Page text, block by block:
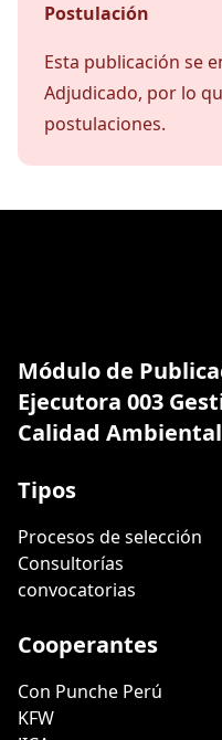
Postulación
Esta publicación se
Adjudicado, por lo
postulaciones.
Módulo de
Ejecutora 003
Calidad Ambiental
Tipos
Procesos de selección
Consultorías
convocatorias
Cooperantes
Con Punche Perú
KFW